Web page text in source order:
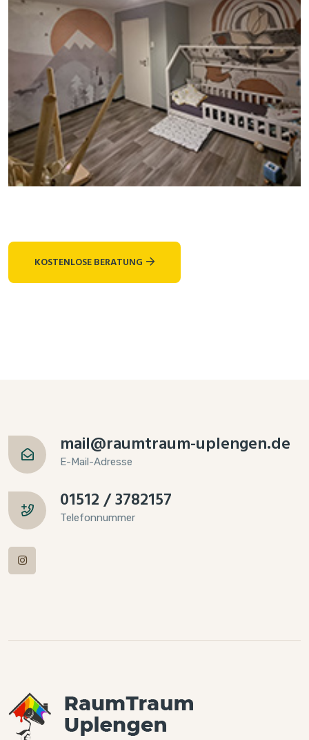
KOSTENLOSE BERATUNG
mail@raumtraum-uplengen.de
E-Mail-Adresse
01512 / 3782157
Telefonnummer